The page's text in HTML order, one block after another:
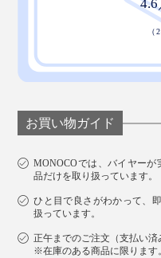
説明書を兼ねた紙のパ
らし、配送を簡易にする
お買い物ガイド
MONOCOでは、バイヤー
品だけを取り扱っています。
ひと目で良さがわかって、
扱っています。
正午までのご注文（支払い済
※在庫のある商品に限ります